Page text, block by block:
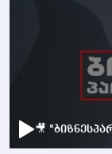
🎥